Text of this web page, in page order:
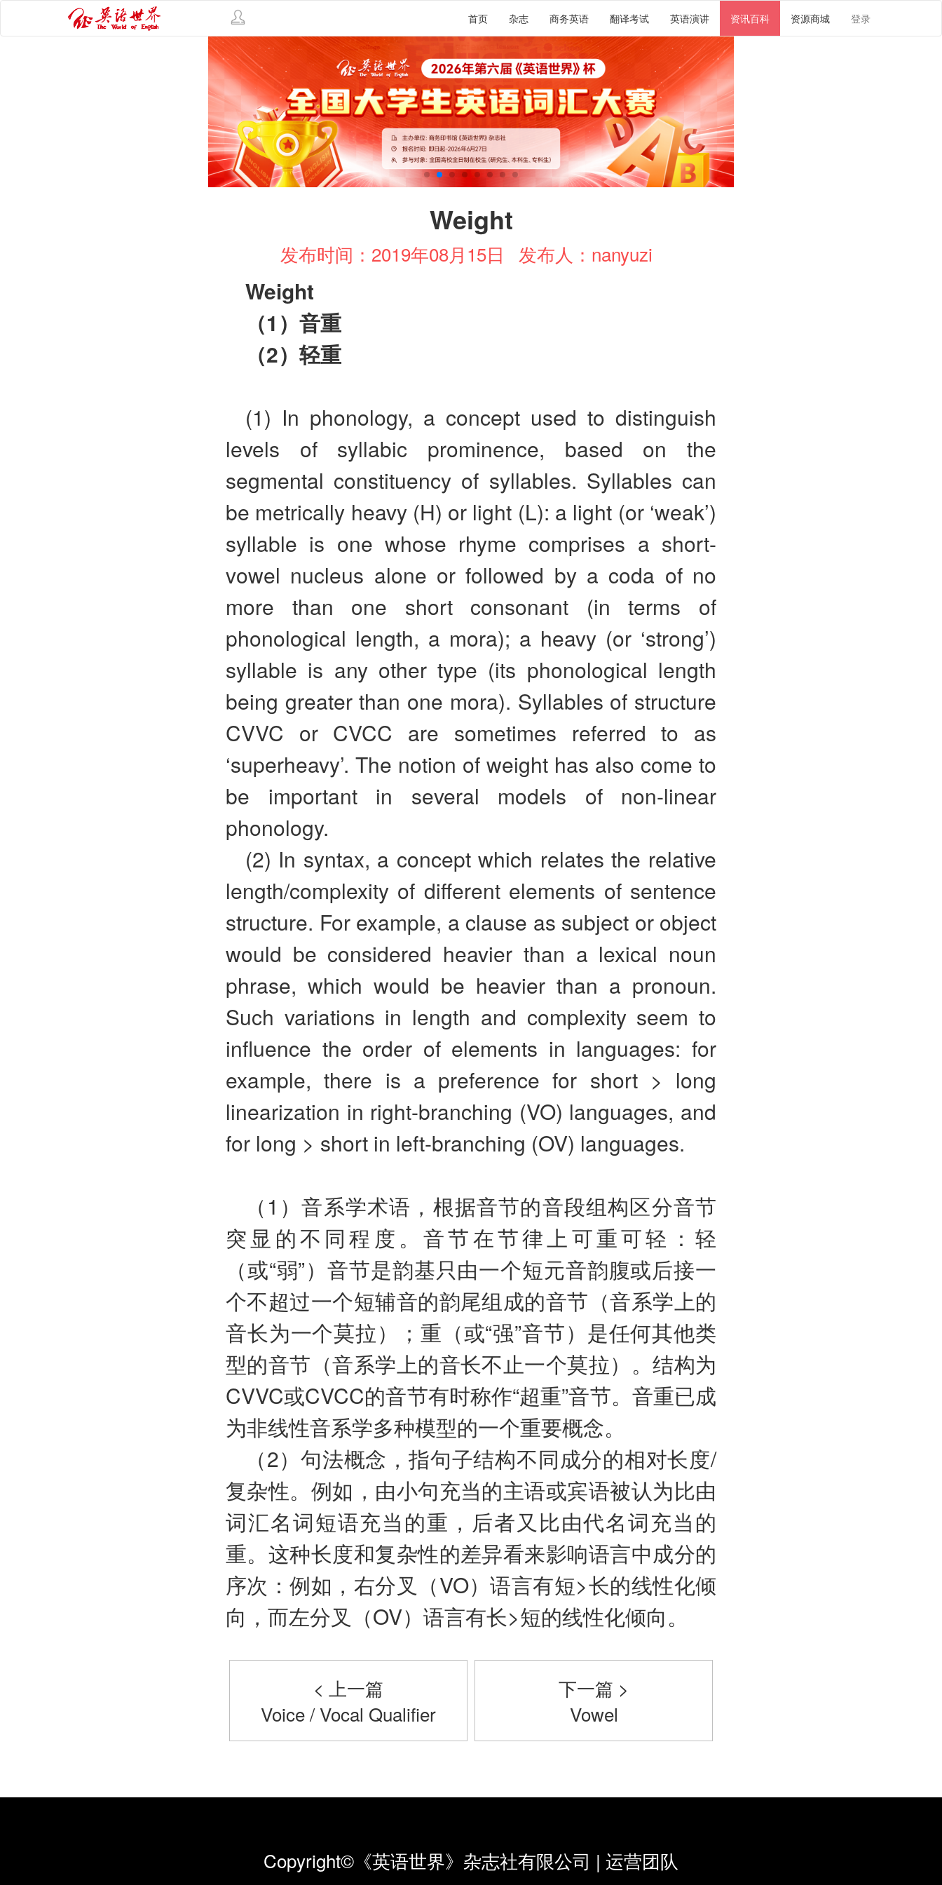
首页 杂志 商务英语 翻译考试 英语演讲 资讯百科 资源商城 登录
Weight
发布时间：2019年08月15日 发布人：nanyuzi
Weight
（1 ）音重
（2）轻重
(1) In phonology, a concept used to distinguish
levels of syllabic prominence, based on the
segmental constituency of syllables. Syllables can
be metrically heavy (H) or light (L): a light (or ‘weak’)
syllable is one whose rhyme comprises a short-
vowel nucleus alone or followed by a coda of no
more than one short consonant (in terms of
phonological length, a mora); a heavy (or ‘strong’)
syllable is any other type (its phonological length
being greater than one mora). Syllables of structure
CVVC or CVCC are sometimes referred to as
‘superheavy’. The notion of weight has also come to
be important in several models of non-linear
phonology.
(2) In syntax, a concept which relates the relative
length/complexity of different elements of sentence
structure. For example, a clause as subject or object
would be considered heavier than a lexical noun
phrase, which would be heavier than a pronoun.
Such variations in length and complexity seem to
influence the order of elements in languages: for
example, there is a preference for short > long
linearization in right-branching (VO) languages, and
for long > short in left-branching (OV) languages.
（1）音系学术语，根据音节的音段组构区分音节
突显的不同程度。音节在节律上可重可轻：轻
（或“弱”）音节是韵基只由一个短元音韵腹或后接一
个不超过一个短辅音的韵尾组成的音节（音系学上的
音长为一个莫拉）；重（或“强”音节）是任何其他类
型的音节（音系学上的音长不止一个莫拉）。结构为
CVVC或CVCC的音节有时称作“超重”音节。音重已成
为非线性音系学多种模型的一个重要概念。
（2）句法概念，指句子结构不同成分的相对长度/
复杂性。例如，由小句充当的主语或宾语被认为比由
词汇名词短语充当的重，后者又比由代名词充当的
重。这种长度和复杂性的差异看来影响语言中成分的
序次：例如，右分叉（VO）语言有短>长的线性化倾
向，而左分叉（OV）语言有长>短的线性化倾向。
< 上一篇
Voice / Vocal Qualifier
下一篇 >
Vowel
Copyright©《英语世界》杂志社有限公司 | 运营团队